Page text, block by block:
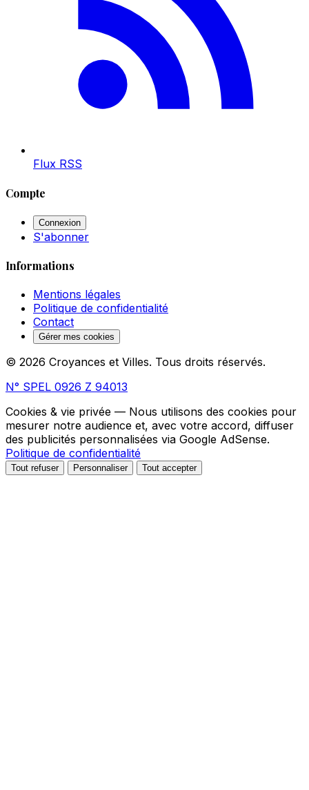
Flux RSS
Compte
Connexion
S'abonner
Informations
Mentions légales
Politique de confidentialité
Contact
Gérer mes cookies
© 2026 Croyances et Villes. Tous droits réservés.
N° SPEL 0926 Z 94013
Cookies & vie privée — Nous utilisons des cookies pour
mesurer notre audience et, avec votre accord, diffuser
des publicités personnalisées via Google AdSense.
Politique de confidentialité
Tout refuser Personnaliser Tout accepter